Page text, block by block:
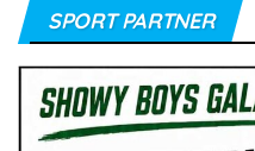
SPORT PARTNER